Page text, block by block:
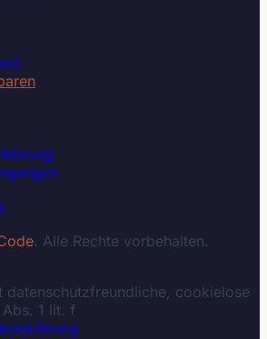
. Alle Rechte vorbehalten.
datenschutzfreundliche, cookielose
1 lit. f